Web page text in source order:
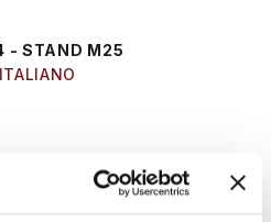
- STAND M25
- STAND F47